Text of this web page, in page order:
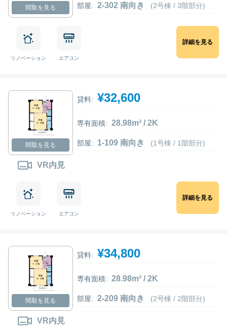
間取を見る 部屋: 2-302 南向き (2号棟 / 3階部分)
リノベーション エアコン
詳細を見る
間取を見る
VR内見
貸料: ¥32,600
専有面積: 28.98m² / 2K
部屋: 1-109 南向き (1号棟 / 1階部分)
リノベーション エアコン
詳細を見る
間取を見る
VR内見
貸料: ¥34,800
専有面積: 28.98m² / 2K
部屋: 2-209 南向き (2号棟 / 2階部分)